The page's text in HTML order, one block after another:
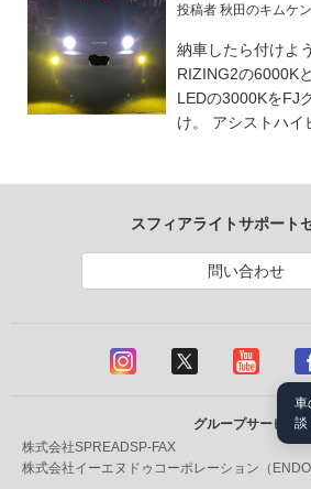
投稿者 秋田のキムケン
納車したら付けよ
RIZING2の6000K
LEDの3000KをFJ
け。 アシストハイ
スフィアライトサポート
問い合わせ
グループサービス
株式会社SPREADSP-FAX
株式会社イーエヌドゥコーポレーション（
車
談